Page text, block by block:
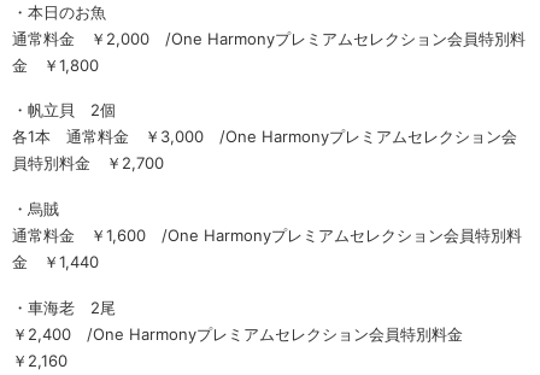
・本日のお魚
通常料金 ￥2,000 /One Harmonyプレミアムセレクション会員特別料
金 ￥1,800
・帆立貝 2個
各1本 通常料金 ￥3,000 /One Harmonyプレミアムセレクション会
員特別料金 ￥2,700
・烏賊
通常料金 ￥1,600 /One Harmonyプレミアムセレクション会員特別料
金 ￥1,440
・車海老 2尾
￥2,400 /One Harmonyプレミアムセレクション会員特別料金
￥2,160